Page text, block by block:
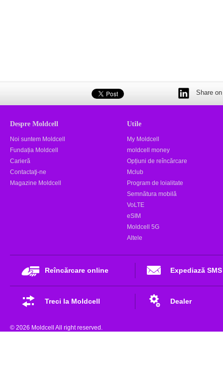
Share
Despre Moldcell
Noi suntem Moldcell
Fundația Moldcell
Carieră
Contactaţi-ne
Magazine Moldcell
Utile
My Moldcell
moldcell money
Opțiuni de reîncărcare
Mclub
Program de loialitate
Semnătura mobilă
VoLTE
eSIM
Moldcell 5G
Altele
Reîncărcare online Expediază SMS
Treci la Moldcell Dealer
© 2026 Moldcell All right reserved.